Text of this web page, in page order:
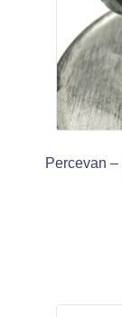
Percevan